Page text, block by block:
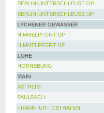
BERLIN-UNTERSCHLEUSE OP
BERLIN-UNTERSCHLEUSE UP
LYCHENER GEWÄSSER
HIMMELPFORT OP
HIMMELPFORT UP
LÜHE
HORNEBURG
MAIN
ASTHEIM
FAULBACH
FRANKFURT OSTHAFEN